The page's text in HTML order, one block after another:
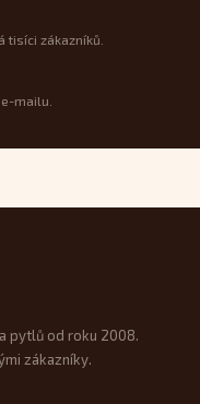
tisíci zákazníků.
mailu.
pytlů od roku 2008.
zákazníky.